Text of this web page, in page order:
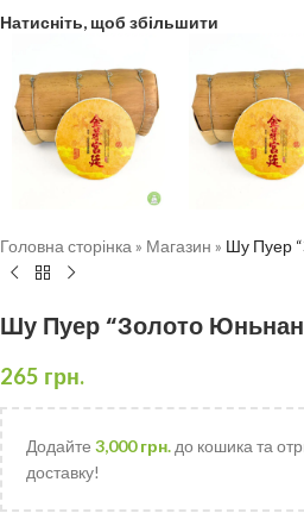
Натисніть, щоб збільшити
Головна сторінка » Магазин » Шу Пуер
Шу Пуер “Золото
265 грн.
Додайте 3,000грн. до кошика та
доставку!